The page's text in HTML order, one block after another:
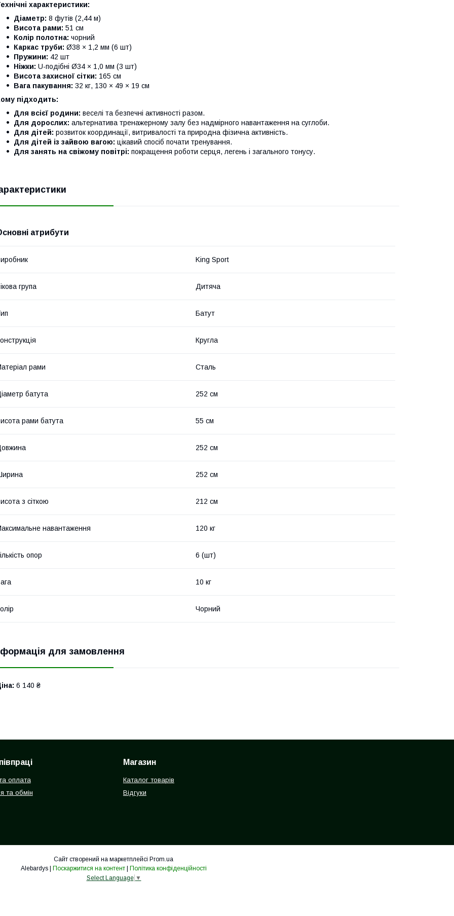
характеристики:
Діаметр: 8 футів (2,44 м)
Висота рами: 51 см
Колір полотна: чорний
Каркас труби: Ø38 × 1,2 мм (6 шт)
Пружини: 42 шт
Ніжки: U-подібні Ø34 × 1,0 мм (3 шт)
Висота захисної сітки: 165 см
Вага пакування: 32 кг, 130 × 49 × 19 см
підходить:
Для всієї родини: веселі та безпечні активності разом.
Для дорослих: альтернатива тренажерному залу без надмірного навантаження на суглоби.
Для дітей: розвиток координації, витривалості та природна фізична активність.
Для дітей із зайвою вагою: цікавий спосіб почати тренування.
Для занять на свіжому повітрі: покращення роботи серця, легень і загального тонусу.
атрибути
King Sport
група Дитяча
Батут
Кругла
рами Сталь
батута 252 см
рами батута 55 см
252 см
252 см
з сіткою 212 см
навантаження 120 кг
опор 6 (шт)
10 кг
Чорний
для замовлення
6 140 ₴
оплата
та обмін
Магазин
Каталог товарів
Відгуки
Сайт створений на маркетплейсі Prom.ua
Поскаржитися на контент
Політика конфіденційності
Select Language ▼